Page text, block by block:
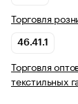
Торговля
46.41.1
Торговля
текстильных